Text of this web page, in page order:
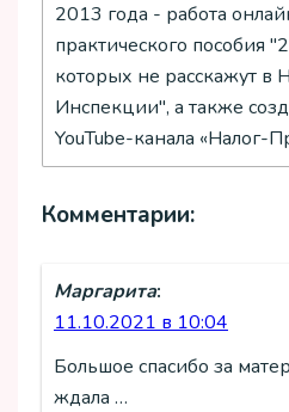
2013 года - работа
практического пособия
которых не расскажут в
Инспекции", а также
YouTube-канала «Налог-
Комментарии:
Маргарита:
11.10.2021 в 10:04
Большое спасибо за
ждала …